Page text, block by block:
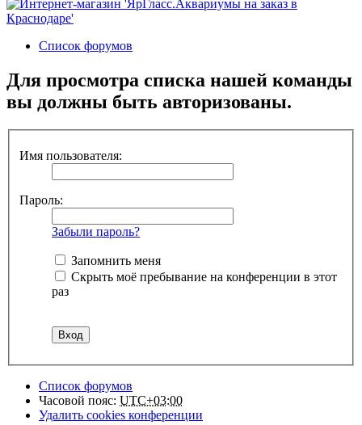
Список форумов
Для просмотра списка нашей команды
вы должны быть авторизованы.
Имя пользователя:
Пароль:
Забыли пароль?
Запомнить меня
Скрыть моё пребывание на конференции в этот
раз
Список форумов
Часовой пояс: UTC+03:00
Удалить cookies конференции